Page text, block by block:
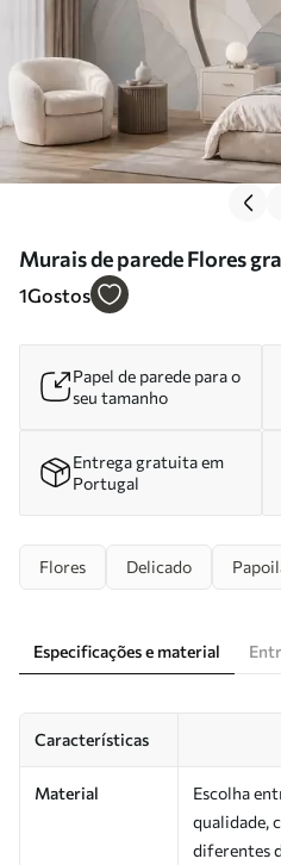
Murais de parede Flores
tons pastel claros Nr.
1Gostos
Papel de parede para o
seu tamanho
Entrega gratuita em
Portugal
Flores Delicado
Especificações e material
Características
Material
Escolha
qualidade,
diferentes